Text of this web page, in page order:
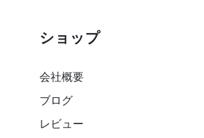
ショップ
会社概要
ブログ
レビュー